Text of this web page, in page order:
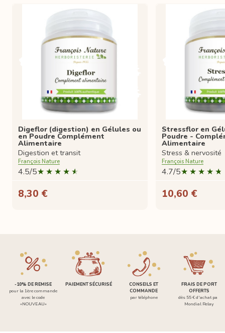
Digeflor (digestion) en Gélules ou
en Poudre Complément
Alimentaire
Digestion et transit
François Nature
4.5/5
8,30 €
Stressflor en
Poudre -
Alimentaire
Stress & nervosité
François Nature
4.7/5
10,60 €
-10% DE REMISE
pour la 1ère commande
avec le code
«NOUVEAU»
PAIEMENT SÉCURISÉ
CONSEILS ET
COMMANDE
par téléphone
FRAIS DE PORT
OFFERTS
dès 55 € d'achat par
Mondial Relay